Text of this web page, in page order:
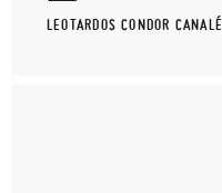
LEOTARDOS CONDOR CANALÉ